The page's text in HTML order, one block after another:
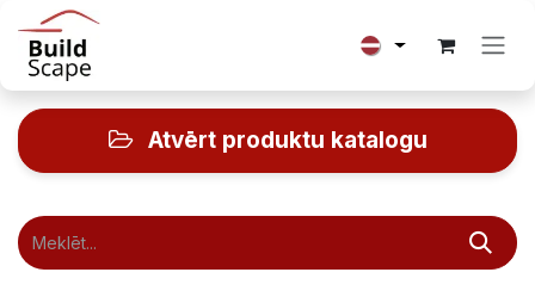
Skip to Content
Atvērt produktu katalogu